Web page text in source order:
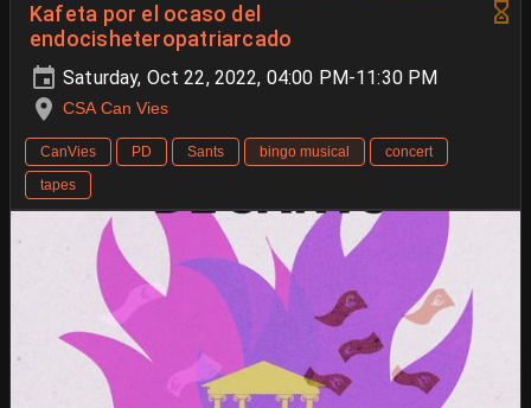
Kafeta por el ocaso del
endocisheteropatriarcado
Saturday, Oct 22, 2022, 04:00 PM-11:30 PM
CSA Can Vies
CanVies PD Sants bingo musical
concert
tapes